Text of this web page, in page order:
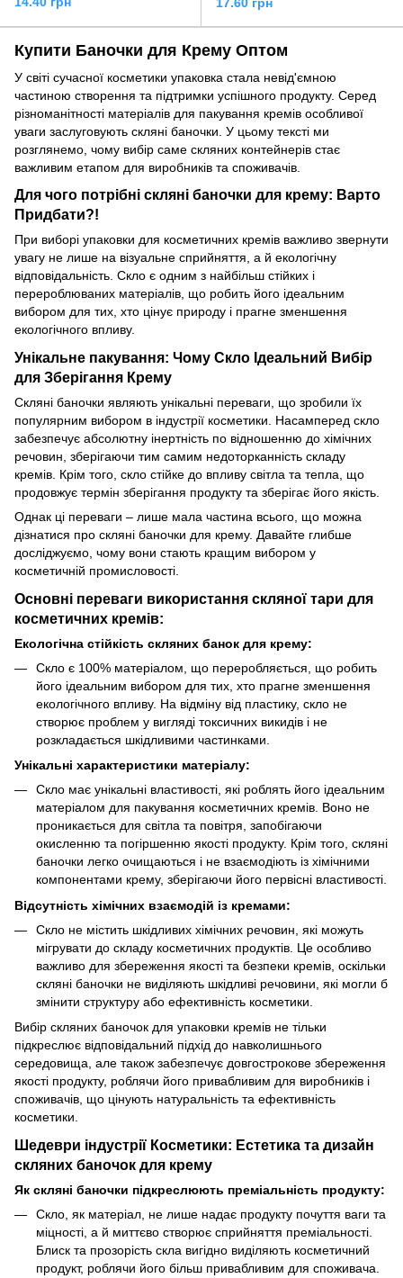
17.60 грн
Купити Баночки для Крему Оптом
У світі сучасної косметики упаковка стала невід'ємною
частиною створення та підтримки успішного продукту. Серед
різноманітності матеріалів для пакування кремів особливої
уваги заслуговують скляні баночки. У цьому тексті ми
розглянемо, чому вибір саме скляних контейнерів стає
важливим етапом для виробників та споживачів.
Для чого потрібні скляні баночки для крему: Варто
Придбати?!
При виборі упаковки для косметичних кремів важливо звернути
увагу не лише на візуальне сприйняття, а й екологічну
відповідальність. Скло є одним з найбільш стійких і
перероблюваних матеріалів, що робить його ідеальним
вибором для тих, хто цінує природу і прагне зменшення
екологічного впливу.
Унікальне пакування: Чому Скло Ідеальний Вибір
для Зберігання Крему
Скляні баночки являють унікальні переваги, що зробили їх
популярним вибором в індустрії косметики. Насамперед скло
забезпечує абсолютну інертність по відношенню до хімічних
речовин, зберігаючи тим самим недоторканність складу
кремів. Крім того, скло стійке до впливу світла та тепла, що
продовжує термін зберігання продукту та зберігає його якість.
Однак ці переваги – лише мала частина всього, що можна
дізнатися про скляні баночки для крему. Давайте глибше
досліджуємо, чому вони стають кращим вибором у
косметичній промисловості.
Основні переваги використання скляної тари для
косметичних кремів:
Екологічна стійкість скляних банок для крему:
Скло є 100% матеріалом, що переробляється, що робить
його ідеальним вибором для тих, хто прагне зменшення
екологічного впливу. На відміну від пластику, скло не
створює проблем у вигляді токсичних викидів і не
розкладається шкідливими частинками.
Унікальні характеристики матеріалу:
Скло має унікальні властивості, які роблять його ідеальним
матеріалом для пакування косметичних кремів. Воно не
проникається для світла та повітря, запобігаючи
окисленню та погіршенню якості продукту. Крім того, скляні
баночки легко очищаються і не взаємодіють із хімічними
компонентами крему, зберігаючи його первісні властивості.
Відсутність хімічних взаємодій із кремами:
Скло не містить шкідливих хімічних речовин, які можуть
мігрувати до складу косметичних продуктів. Це особливо
важливо для збереження якості та безпеки кремів, оскільки
скляні баночки не виділяють шкідливі речовини, які могли б
змінити структуру або ефективність косметики.
Вибір скляних баночок для упаковки кремів не тільки
підкреслює відповідальний підхід до навколишнього
середовища, але також забезпечує довгострокове збереження
якості продукту, роблячи його привабливим для виробників і
споживачів, що цінують натуральність та ефективність
косметики.
Шедеври індустрії Косметики: Естетика та дизайн
скляних баночок для крему
Як скляні баночки підкреслюють преміальність продукту:
Скло, як матеріал, не лише надає продукту почуття ваги та
міцності, а й миттєво створює сприйняття преміальності.
Блиск та прозорість скла вигідно виділяють косметичний
продукт, роблячи його більш привабливим для споживача.